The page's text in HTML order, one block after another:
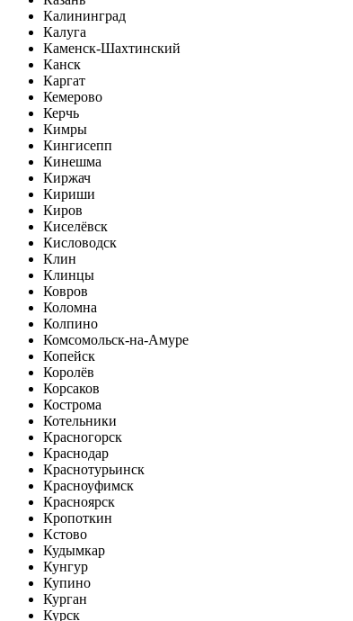
Калининград
Калуга
Каменск-Шахтинский
Канск
Каргат
Кемерово
Керчь
Кимры
Кингисепп
Кинешма
Киржач
Кириши
Киров
Киселёвск
Кисловодск
Клин
Клинцы
Ковров
Коломна
Колпино
Комсомольск-на-Амуре
Копейск
Королёв
Корсаков
Кострома
Котельники
Красногорск
Краснодар
Краснотурьинск
Красноуфимск
Красноярск
Кропоткин
Кстово
Кудымкар
Кунгур
Купино
Курган
Курск